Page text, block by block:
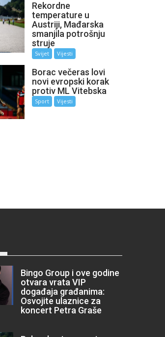
Rekordne
temperature u
Austriji, Mađarska
smanjila potrošnju
struje
Svijet Vijesti
Borac večeras lovi
novi evropski korak
protiv ML Vitebska
Sport Vijesti
Bingo Group i ove godine
otvara vrata VIP
događaja građanima:
Osvojite ulaznice za
koncert Petra Graše